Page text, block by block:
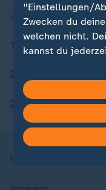
ZDFheute Stories
Themen im Überblick
ZDFheute Apps
Nutzungsbedingungen
Impressum
"Einstellungen/
Zwecken du
welchen nicht.
kannst du
Hier findest du
Weitere